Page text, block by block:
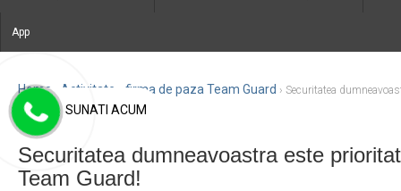
App
Home › Activitate - firma de paza Team Guard › Securitatea
Team Guard!
Securitatea dumneavoastra este
Team Guard!
SUNATI ACUM